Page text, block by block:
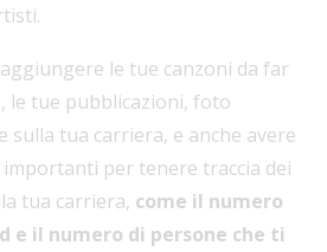
le tue canzoni da far
le tue pubblicazioni, foto
sulla tua carriera, e anche avere
importanti per tenere traccia dei
tua carriera, come il numero
e il numero di persone che ti